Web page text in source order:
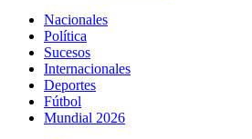
Nacionales
Política
Sucesos
Internacionales
Deportes
Fútbol
Mundial 2026